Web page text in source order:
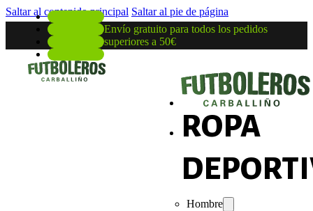
Saltar al contenido principal Saltar al pie de página
Envío gratuito para todos los pedidos
superiores a 50€
ROPA
Hombre